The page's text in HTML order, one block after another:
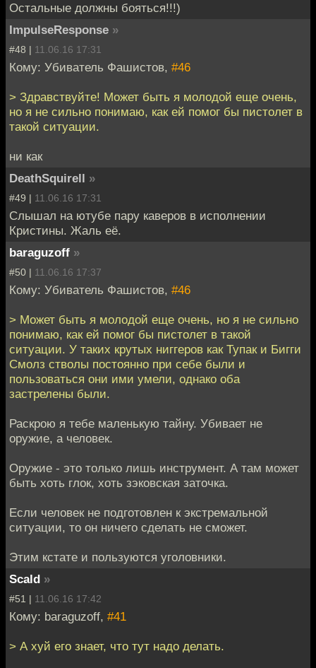
Остальные должны бояться!!!)
ImpulseResponse »
#48 | 11.06.16 17:31
Кому: Убиватель Фашистов, #46
> Здравствуйте! Может быть я молодой еще очень,
но я не сильно понимаю, как ей помог бы пистолет в
такой ситуации.
ни как
DeathSquirell »
#49 | 11.06.16 17:31
Слышал на ютубе пару каверов в исполнении
Кристины. Жаль её.
baraguzoff »
#50 | 11.06.16 17:37
Кому: Убиватель Фашистов, #46
> Может быть я молодой еще очень, но я не сильно
понимаю, как ей помог бы пистолет в такой
ситуации. У таких крутых ниггеров как Тупак и Бигги
Смолз стволы постоянно при себе были и
пользоваться они ими умели, однако оба
застрелены были.
Раскрою я тебе маленькую тайну. Убивает не
оружие, а человек.
Оружие - это только лишь инструмент. А там может
быть хоть глок, хоть зэковская заточка.
Если человек не подготовлен к экстремальной
ситуации, то он ничего сделать не сможет.
Этим кстате и пользуются уголовники.
Scald »
#51 | 11.06.16 17:42
Кому: baraguzoff, #41
> А хуй его знает, что тут надо делать.